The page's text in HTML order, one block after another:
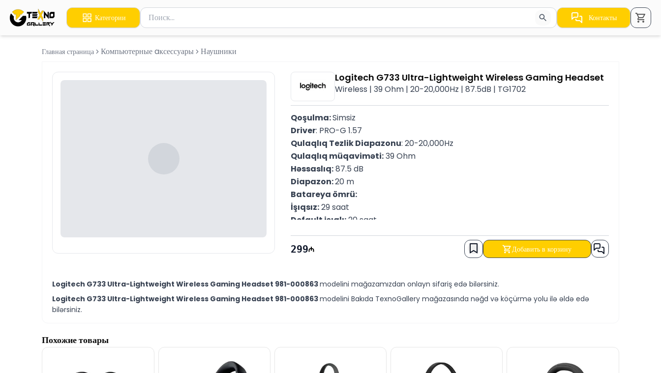
Категории
Поиск товаров
Введите минимум 2 символа для поиска. Нажмите Enter для отправки или используйте стрелки для навигации по результатам.
Контакты
Главная страница Компьютерные aксессуары Наушники
Logitech G733 Ultra-Lightweight Wireless Gaming Headset
Wireless | 39 Ohm | 20-20,000Hz | 87.5dB | TG1702
Qoşulma: Simsiz
Driver: PRO-G 1.57
Qulaqlıq Tezlik Diapazonu: 20-20,000Hz
Qulaqlıq müqaviməti: 39 Ohm
Həssaslıq: 87.5 dB
Diapazon: 20 m
Batareya ömrü:
İşıqsız: 29 saat
Default işıqlı: 20 saat
Çəki: 278 Qr
P/N: 981-000863
299 Добавить в корзину
Logitech G733 Ultra-Lightweight Wireless Gaming Headset 981-000863modelini mağazamızdan onlayn sifariş edə bilərsiniz.
Logitech G733 Ultra-Lightweight Wireless Gaming Headset 981-000863modelini Bakıda TexnoGallery mağazasında nəğd və köçürmə yolu ilə əldə edə
bilərsiniz.
Похожие товары